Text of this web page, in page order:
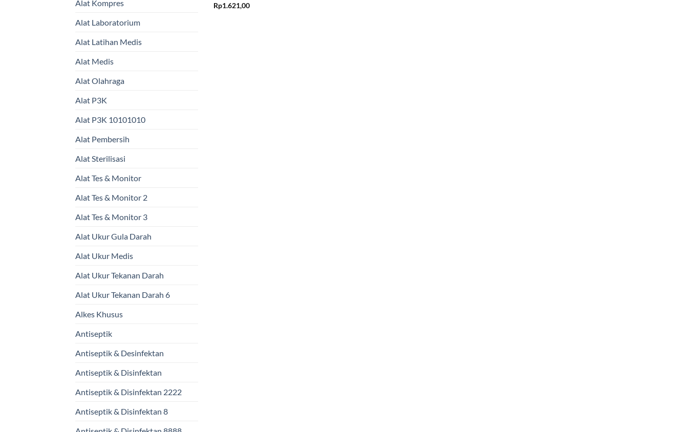
Alat Kompres
Alat Laboratorium
Alat Latihan Medis
Alat Medis
Alat Olahraga
Alat P3K
Alat P3K 10101010
Alat Pembersih
Alat Sterilisasi
Alat Tes & Monitor
Alat Tes & Monitor 2
Alat Tes & Monitor 3
Alat Ukur Gula Darah
Alat Ukur Medis
Alat Ukur Tekanan Darah
Alat Ukur Tekanan Darah 6
Alkes Khusus
Antiseptik
Antiseptik & Desinfektan
Antiseptik & Disinfektan
Antiseptik & Disinfektan 2222
Antiseptik & Disinfektan 8
Rp1.621,00